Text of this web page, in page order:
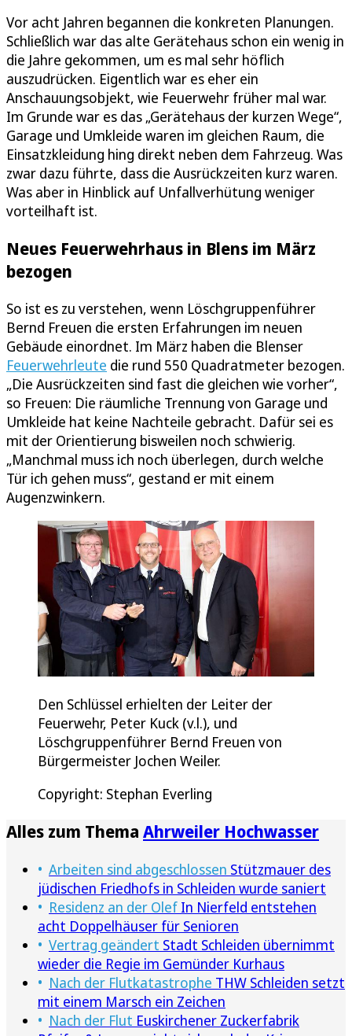
Vor acht Jahren begannen die konkreten Planungen.
Schließlich war das alte Gerätehaus schon ein wenig in
die Jahre gekommen, um es mal sehr höflich
auszudrücken. Eigentlich war es eher ein
Anschauungsobjekt, wie Feuerwehr früher mal war.
Im Grunde war es das „Gerätehaus der kurzen Wege“,
Garage und Umkleide waren im gleichen Raum, die
Einsatzkleidung hing direkt neben dem Fahrzeug. Was
zwar dazu führte, dass die Ausrückzeiten kurz waren.
Was aber in Hinblick auf Unfallverhütung weniger
vorteilhaft ist.
Neues Feuerwehrhaus in Blens im März
bezogen
So ist es zu verstehen, wenn Löschgruppenführer
Bernd Freuen die ersten Erfahrungen im neuen
Gebäude einordnet. Im März haben die Blenser
Feuerwehrleute die rund 550 Quadratmeter bezogen.
„Die Ausrückzeiten sind fast die gleichen wie vorher“,
so Freuen: Die räumliche Trennung von Garage und
Umkleide hat keine Nachteile gebracht. Dafür sei es
mit der Orientierung bisweilen noch schwierig.
„Manchmal muss ich noch überlegen, durch welche
Tür ich gehen muss“, gestand er mit einem
Augenzwinkern.
Den Schlüssel erhielten der Leiter der
Feuerwehr, Peter Kuck (v.l.), und
Löschgruppenführer Bernd Freuen von
Bürgermeister Jochen Weiler.
Copyright: Stephan Everling
Alles zum Thema Ahrweiler Hochwasser
Arbeiten sind abgeschlossen Stützmauer des
jüdischen Friedhofs in Schleiden wurde saniert
Residenz an der Olef In Nierfeld entstehen
acht Doppelhäuser für Senioren
Vertrag geändert Stadt Schleiden übernimmt
wieder die Regie im Gemünder Kurhaus
Nach der Flutkatastrophe THW Schleiden setzt
mit einem Marsch ein Zeichen
Nach der Flut Euskirchener Zuckerfabrik